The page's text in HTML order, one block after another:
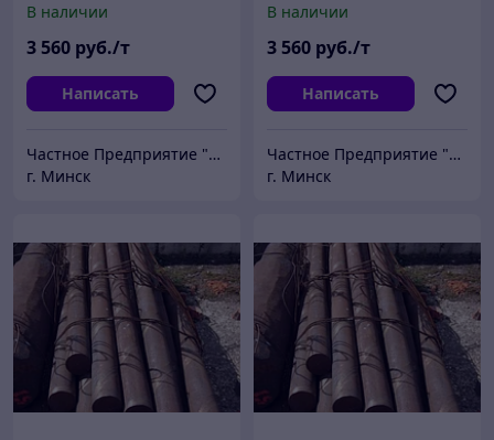
В наличии
3 560 руб./т
Написать
Частное Предприятие "ПромШтамп"
г. Минск
В наличии
3 560 руб./т
Написать
Частное Предприятие "ПромШтамп"
г. Минск